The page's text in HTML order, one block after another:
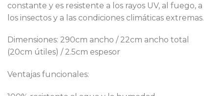
constante y es resistente a los rayos UV, al fuego, a
los insectos y a las condiciones climáticas extremas.
Dimensiones: 290cm ancho / 22cm ancho total
(20cm útiles) / 2.5cm espesor
Ventajas funcionales: